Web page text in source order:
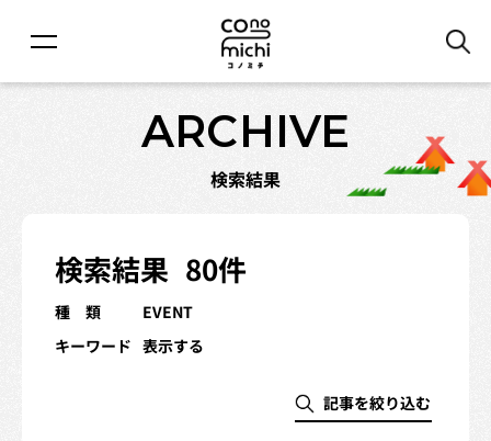
ARCHIVE
検索結果
検索結果 80件
種 類
EVENT
キーワード 表示する
記事を絞り込む